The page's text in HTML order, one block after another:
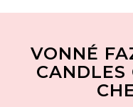
VONNÉ
CANDLES